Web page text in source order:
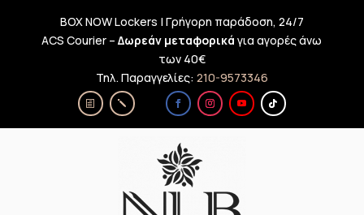
BOX NOW Lockers | Γρήγορη παράδοση, 24/7
ACS Courier –Δωρεάν μεταφορικά για αγορές άνω
των 40€
Τηλ. Παραγγελίες: 210-9573346